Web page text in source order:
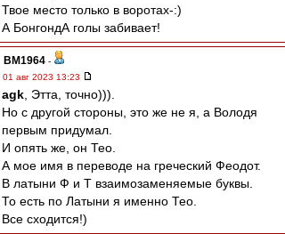
Твое место только в воротах-:)
А БонгондА голы забивает!
BM1964 -
01 авг 2023 13:23
agk , Этта, точно))).
Но с другой стороны, это же не я, а Володя
первым придумал.
И опять же, он Тео.
А мое имя в переводе на греческий Феодот.
В латыни Ф и Т взаимозаменяемые буквы.
То есть по Латыни я именно Тео.
Все сходится!)